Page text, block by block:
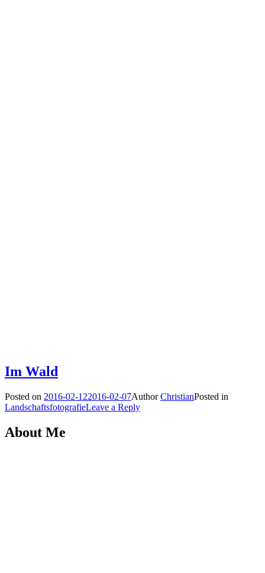
Im Wald
Posted on 2016-02-122016-02-07AuthorChristianPosted in
LandschaftsfotografieLeave a Reply
About Me